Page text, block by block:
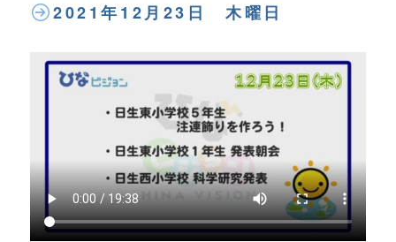
2021年12月23日 木曜日